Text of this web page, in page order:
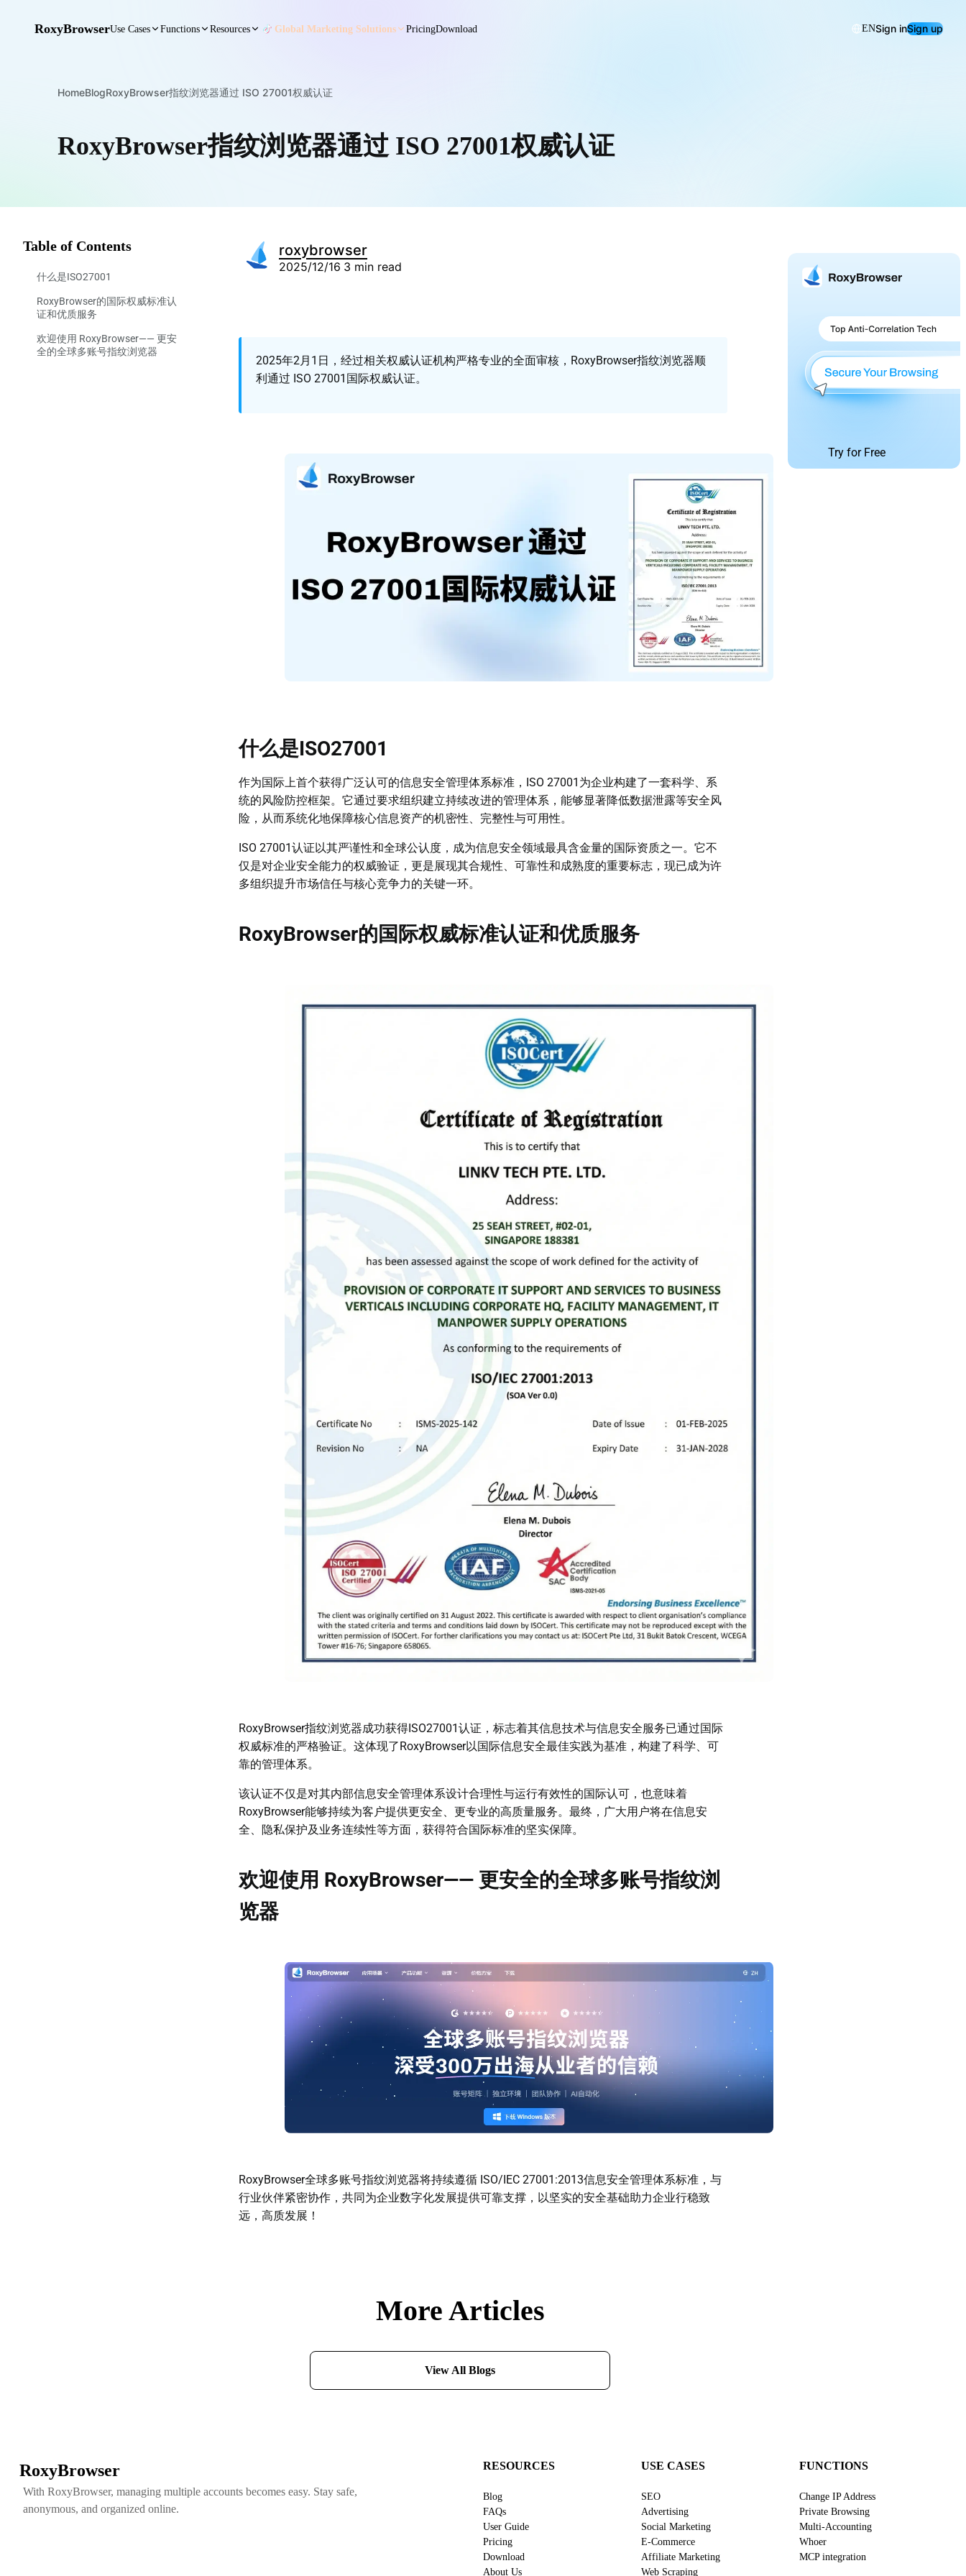
RoxyBrowserUse Cases Functions Resources Global Marketing Solutions PricingDownload ENSign inSign up
HomeBlogRoxyBrowser指纹浏览器通过 ISO 27001权威认证
RoxyBrowser指纹浏览器通过 ISO 27001权威认证
Table of Contents
什么是ISO27001
RoxyBrowser的国际权威标准认
证和优质服务
欢迎使用 RoxyBrowser—— 更安
全的全球多账号指纹浏览器
roxybrowser
2025/12/16 3 min read
2025年2月1日，经过相关权威认证机构严格专业的全面审核，RoxyBrowser指纹浏览器顺
利通过 ISO 27001国际权威认证。
什么是ISO27001
作为国际上首个获得广泛认可的信息安全管理体系标准，ISO 27001为企业构建了一套科学、系
统的风险防控框架。它通过要求组织建立持续改进的管理体系，能够显著降低数据泄露等安全风
险，从而系统化地保障核心信息资产的机密性、完整性与可用性。
ISO 27001认证以其严谨性和全球公认度，成为信息安全领域最具含金量的国际资质之一。它不
仅是对企业安全能力的权威验证，更是展现其合规性、可靠性和成熟度的重要标志，现已成为许
多组织提升市场信任与核心竞争力的关键一环。
RoxyBrowser的国际权威标准认证和优质服务
RoxyBrowser指纹浏览器成功获得ISO27001认证，标志着其信息技术与信息安全服务已通过国际
权威标准的严格验证。这体现了RoxyBrowser以国际信息安全最佳实践为基准，构建了科学、可
靠的管理体系。
该认证不仅是对其内部信息安全管理体系设计合理性与运行有效性的国际认可，也意味着
RoxyBrowser能够持续为客户提供更安全、更专业的高质量服务。最终，广大用户将在信息安
全、隐私保护及业务连续性等方面，获得符合国际标准的坚实保障。
欢迎使用 RoxyBrowser—— 更安全的全球多账号指纹浏
览器
RoxyBrowser全球多账号指纹浏览器将持续遵循 ISO/IEC 27001:2013信息安全管理体系标准，与
行业伙伴紧密协作，共同为企业数字化发展提供可靠支撑，以坚实的安全基础助力企业行稳致
远，高质发展！
Try for Free
More Articles
View All Blogs
RoxyBrowser
With RoxyBrowser, managing multiple accounts becomes easy. Stay safe,
anonymous, and organized online.
RESOURCES
Blog
FAQs
User Guide
Pricing
Download
About Us
USE CASES
SEO
Advertising
Social Marketing
E-Commerce
Affiliate Marketing
Web Scraping
FUNCTIONS
Change IP Address
Private Browsing
Multi-Accounting
Whoer
MCP integration